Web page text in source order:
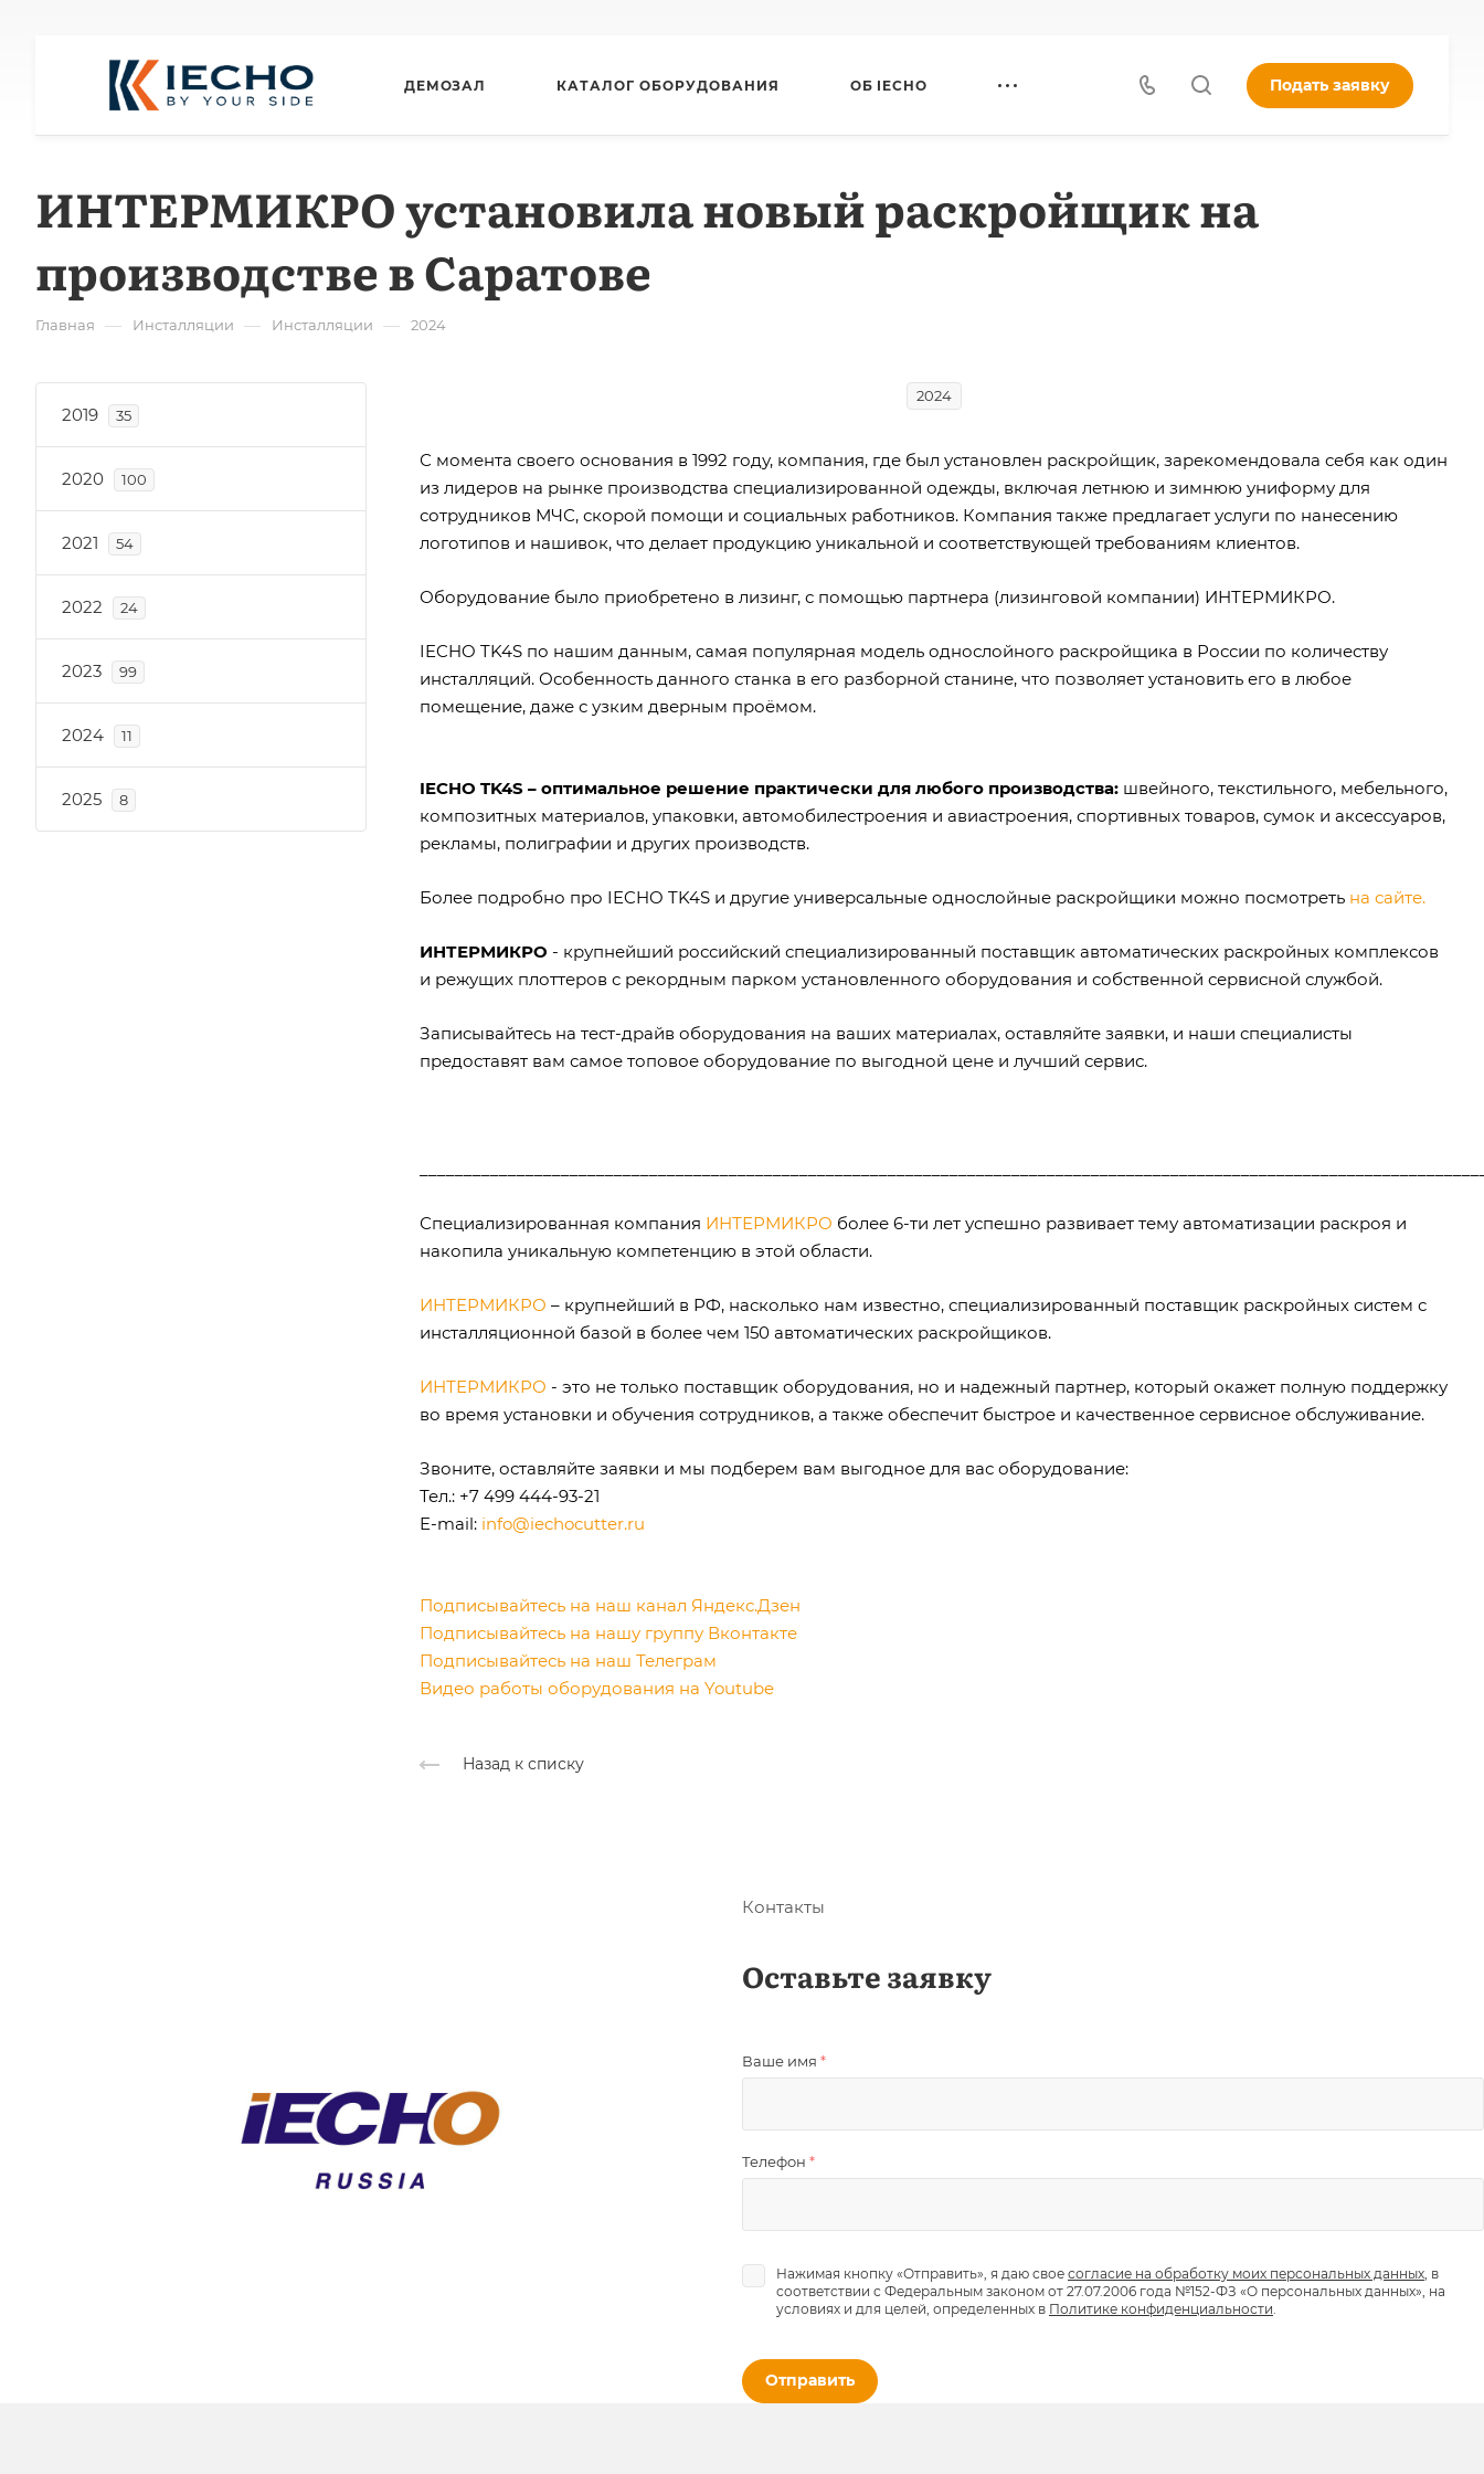
ДЕМОЗАЛ КАТАЛОГ ОБОРУДОВАНИЯ ОБ IECHO Подать заявку
ИНТЕРМИКРО установила новый раскройщик на
производстве в Саратове
Главная — Инсталляции — Инсталляции — 2024
2024
С момента своего основания в 1992 году, компания, где был установлен раскройщик, зарекомендовала себя как один
из лидеров на рынке производства специализированной одежды, включая летнюю и зимнюю униформу для
сотрудников МЧС, скорой помощи и социальных работников. Компания также предлагает услуги по нанесению
логотипов и нашивок, что делает продукцию уникальной и соответствующей требованиям клиентов.
Оборудование было приобретено в лизинг, с помощью партнера (лизинговой компании) ИНТЕРМИКРО.
IECHO TK4S по нашим данным, самая популярная модель однослойного раскройщика в России по количеству
инсталляций. Особенность данного станка в его разборной станине, что позволяет установить его в любое
помещение, даже с узким дверным проёмом.
IECHO TK4S – оптимальное решение практически для любого производства: швейного, текстильного, мебельного,
композитных материалов, упаковки, автомобилестроения и авиастроения, спортивных товаров, сумок и аксессуаров,
рекламы, полиграфии и других производств.
Более подробно про IECHO TK4S и другие универсальные однослойные раскройщики можно посмотреть на сайте.
ИНТЕРМИКРО - крупнейший российский специализированный поставщик автоматических раскройных комплексов
и режущих плоттеров с рекордным парком установленного оборудования и собственной сервисной службой.
Записывайтесь на тест-драйв оборудования на ваших материалах, оставляйте заявки, и наши специалисты
предоставят вам самое топовое оборудование по выгодной цене и лучший сервис.
Специализированная компания ИНТЕРМИКРО более 6-ти лет успешно развивает тему автоматизации раскроя и
накопила уникальную компетенцию в этой области.
ИНТЕРМИКРО – крупнейший в РФ, насколько нам известно, специализированный поставщик раскройных систем с
инсталляционной базой в более чем 150 автоматических раскройщиков.
ИНТЕРМИКРО - это не только поставщик оборудования, но и надежный партнер, который окажет полную поддержку
во время установки и обучения сотрудников, а также обеспечит быстрое и качественное сервисное обслуживание.
Звоните, оставляйте заявки и мы подберем вам выгодное для вас оборудование:
Тел.: +7 499 444-93-21
E-mail: info@iechocutter.ru
Подписывайтесь на наш канал Яндекс.Дзен
Подписывайтесь на нашу группу Вконтакте
Подписывайтесь на наш Телеграм
Видео работы оборудования на Youtube
Назад к списку
2019 35
2020 100
2021 54
2022 24
2023 99
2024 11
2025 8
Контакты
Оставьте заявку
Ваше имя *
Телефон *
Нажимая кнопку «Отправить», я даю свое согласие на обработку моих персональных данных, в
соответствии с Федеральным законом от 27.07.2006 года №152-ФЗ «О персональных данных», на
условиях и для целей, определенных в Политике конфиденциальности.